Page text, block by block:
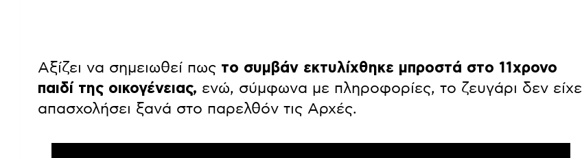
Αξίζει να σημειωθεί πως το συμβάν εκτυλίχθηκε μπροστά στο 11χρονο
παιδί της οικογένειας, ενώ, σύμφωνα με πληροφορίες, το ζευγάρι δεν είχε
απασχολήσει ξανά στο παρελθόν τις Αρχές.